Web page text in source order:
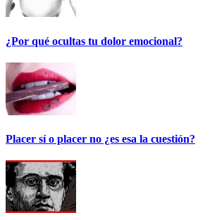
¿Por qué ocultas tu dolor emocional?
Placer sí o placer no ¿es esa la cuestión?